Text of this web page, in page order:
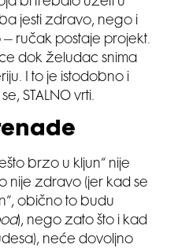
bi trebalo uzeti u
jesti zdravo, nego i
– ručak postaje projekt.
dok želudac snima
I to je istodobno i
STALNO vrti.
brzo u kljun“ nije
nije zdravo (jer kad se
obično to budu
), nego zato što i kad
neće dovoljno